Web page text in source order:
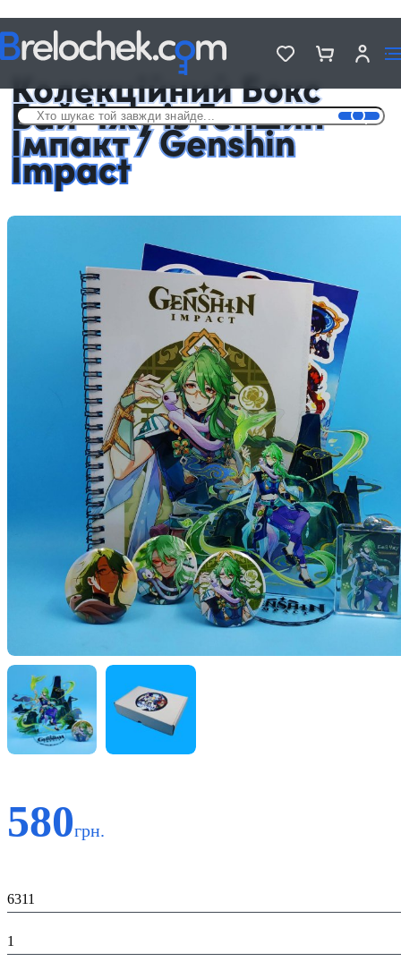
Колекційний Бокс Бай Чжу із Геншин Імпакт / Genshin Impact
Колекційний Бокс
Бай Чжу із Геншин
Імпакт / Genshin
Impact
580грн.
6311
1